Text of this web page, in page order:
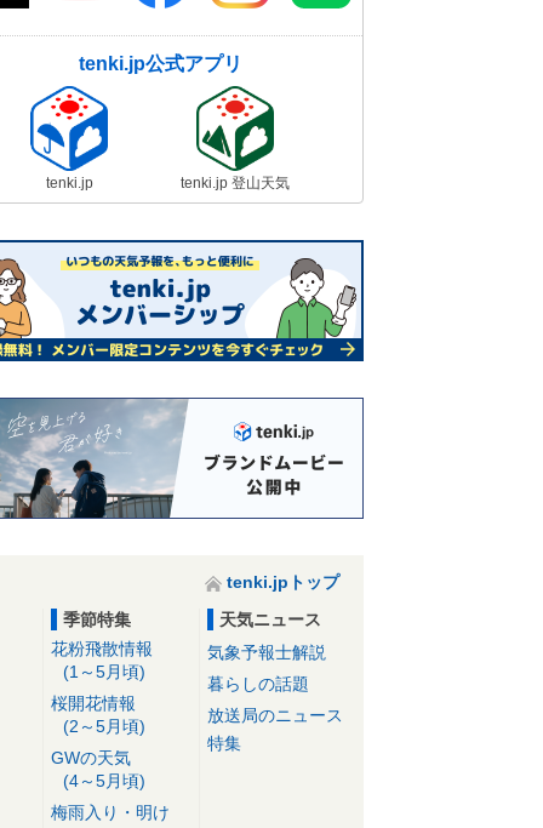
tenki.jp公式アプリ
tenki.jp tenki.jp 登山天気
tenki.jpトップ
季節特集
花粉飛散情報
(1～5月頃)
桜開花情報
(2～5月頃)
GWの天気
(4～5月頃)
梅雨入り・明け
天気ニュース
気象予報士解説
暮らしの話題
放送局のニュース
特集